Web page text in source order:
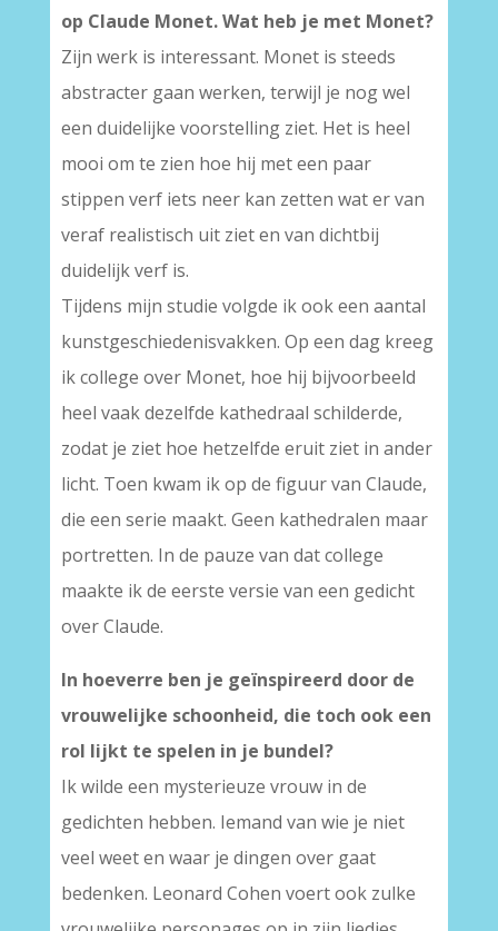
op Claude Monet. Wat heb je met Monet?
Zijn werk is interessant. Monet is steeds
abstracter gaan werken, terwijl je nog wel
een duidelijke voorstelling ziet. Het is heel
mooi om te zien hoe hij met een paar
stippen verf iets neer kan zetten wat er van
veraf realistisch uit ziet en van dichtbij
duidelijk verf is.
Tijdens mijn studie volgde ik ook een aantal
kunstgeschiedenisvakken. Op een dag kreeg
ik college over Monet, hoe hij bijvoorbeeld
heel vaak dezelfde kathedraal schilderde,
zodat je ziet hoe hetzelfde eruit ziet in ander
licht. Toen kwam ik op de figuur van Claude,
die een serie maakt. Geen kathedralen maar
portretten. In de pauze van dat college
maakte ik de eerste versie van een gedicht
over Claude.
In hoeverre ben je geïnspireerd door de
vrouwelijke schoonheid, die toch ook een
rol lijkt te spelen in je bundel?
Ik wilde een mysterieuze vrouw in de
gedichten hebben. Iemand van wie je niet
veel weet en waar je dingen over gaat
bedenken. Leonard Cohen voert ook zulke